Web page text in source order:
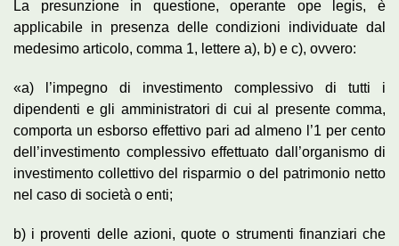
La presunzione in questione, operante ope legis, è
applicabile in presenza delle condizioni individuate dal
medesimo articolo, comma 1, lettere a), b) e c), ovvero:
«a) l’impegno di investimento complessivo di tutti i
dipendenti e gli amministratori di cui al presente comma,
comporta un esborso effettivo pari ad almeno l’1 per cento
dell’investimento complessivo effettuato dall’organismo di
investimento collettivo del risparmio o del patrimonio netto
nel caso di società o enti;
b) i proventi delle azioni, quote o strumenti finanziari che